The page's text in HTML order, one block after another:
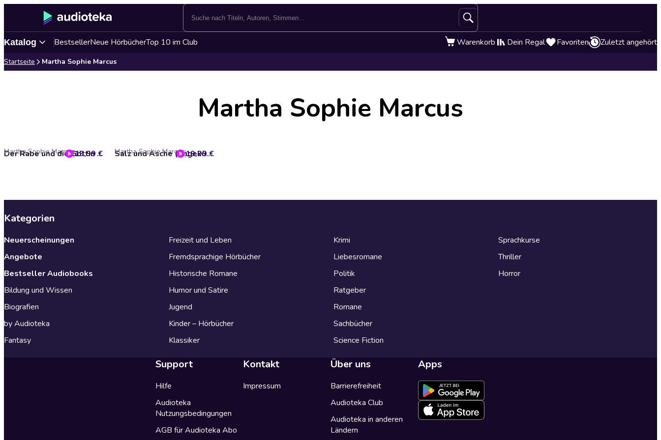
Katalog BestsellerNeue HörbücherTop 10 im Club Warenkorb Dein Regal Favoriten Zuletzt angehört
Startseite Martha Sophie Marcus
Martha Sophie Marcus
Der Rabe und die Göttin (Die große Wikinger-Saga)
Martha Sophie Marcus19,99 € Salz und Asche (Ungekürzt)
Martha Sophie Marcus19,99 €
Kategorien
Neuerscheinungen
Angebote
Bestseller Audiobooks
Bildung und Wissen
Biografien
by Audioteka
Fantasy
Freizeit und Leben
Fremdsprachige Hörbücher
Historische Romane
Humor und Satire
Jugend
Kinder – Hörbücher
Klassiker
Krimi
Liebesromane
Politik
Ratgeber
Romane
Sachbücher
Science Fiction
Sprachkurse
Thriller
Horror
Support
Hilfe
Audioteka
Nutzungsbedingungen
AGB für Audioteka Abo
Kontakt
Impressum
Über uns
Barrierefreiheit
Audioteka Club
Audioteka in anderen
Ländern
Apps